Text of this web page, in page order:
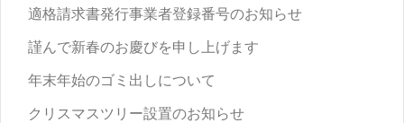
適格請求書発行事業者登録番号のお知らせ
謹んで新春のお慶びを申し上げます
年末年始のゴミ出しについて
クリスマスツリー設置のお知らせ